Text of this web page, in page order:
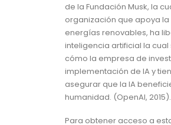
de la Fundación Musk, la
organización que apoya
energías renovables, ha
inteligencia artificial la
cómo la empresa de
implementación de IA y
asegurar que la IA
humanidad. (OpenAI, 2015).
Para obtener acceso a